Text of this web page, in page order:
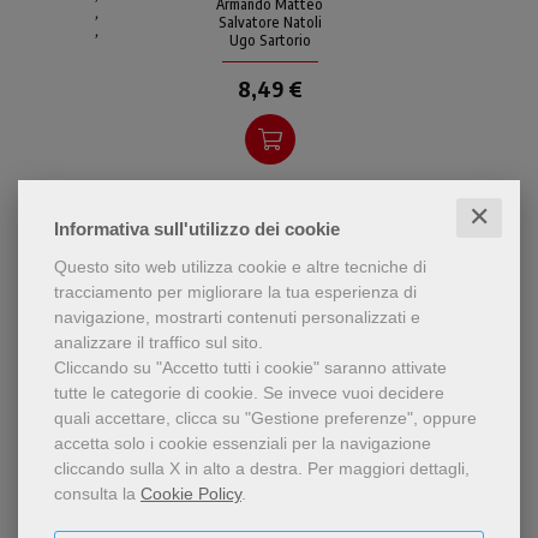
Informativa sull'utilizzo dei cookie ✕
Questo sito web utilizza cookie e altre tecniche di
tracciamento per migliorare la tua esperienza di
navigazione, mostrarti contenuti personalizzati e
analizzare il traffico sul sito.
Cliccando su "Accetto tutti i cookie" saranno attivate
tutte le categorie di cookie. Se invece vuoi decidere
quali accettare, clicca su "Gestione preferenze", oppure
accetta solo i cookie essenziali per la navigazione
cliccando sulla X in alto a destra. Per maggiori dettagli,
consulta la Cookie Policy.
Armando Matteo
,
Salvatore Natoli
,
Ugo Sartorio
8,49 €